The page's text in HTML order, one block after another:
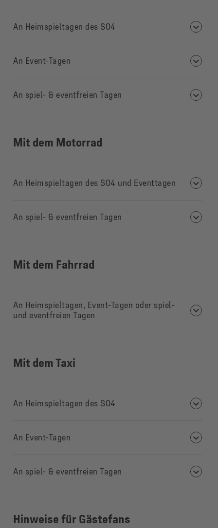
An Heimspieltagen des S04
An Event-Tagen
An spiel- & eventfreien Tagen
Mit dem Motorrad
An Heimspieltagen des S04 und Eventtagen
An spiel- & eventfreien Tagen
Mit dem Fahrrad
An Heimspieltagen, Event-Tagen oder spiel-
und eventfreien Tagen
Mit dem Taxi
An Heimspieltagen des S04
An Event-Tagen
An spiel- & eventfreien Tagen
Hinweise für Gästefans